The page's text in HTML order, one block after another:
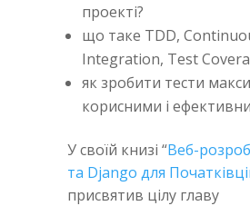
проекті?
що таке TDD,
Integration, Test
як зробити тести
корисними і
У своїй книзі “Веб-
та Django для
присвятив цілу главу